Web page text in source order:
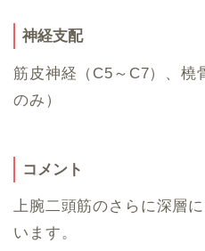
神経支配
筋皮神経（C5～C7）、橈
のみ）
コメント
上腕二頭筋のさらに深層
います。